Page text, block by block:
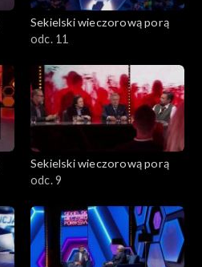
Sekielski wieczorową porą
odc. 11
Sekielski wieczorową porą
odc. 9